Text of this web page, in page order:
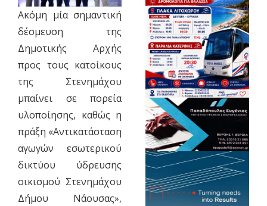
Ακόμη μία σημαντική
δέσμευση της
Δημοτικής Αρχής
προς τους κατοίκους
της Στενημάχου
μπαίνει σε πορεία
υλοποίησης, καθώς η
πράξη «Αντικατάσταση
αγωγών εσωτερικού
δικτύου ύδρευσης
οικισμού Στενημάχου
Δήμου Νάουσας»,